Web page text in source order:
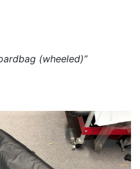
(wheeled)”